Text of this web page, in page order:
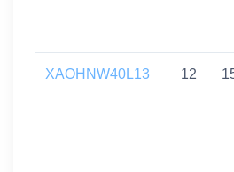
XAOHNW40L13 12